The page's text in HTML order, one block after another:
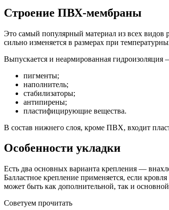
Строение ПВХ-мембраны
Это самый популярный материал из всех видов
сильно изменяется в размерах при
Выпускается и неармированная гидроизоляция
пигменты;
наполнитель;
стабилизаторы;
антипирены;
пластифицирующие вещества.
В состав нижнего слоя, кроме ПВХ, входит
Особенности укладки
Есть два основных варианта крепления —
Балластное крепление применяется, если
может быть как дополнительной, так и
Советуем прочитать